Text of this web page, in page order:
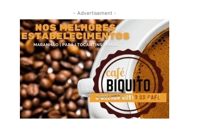
- Advertisement -